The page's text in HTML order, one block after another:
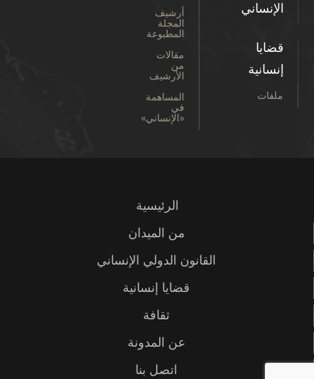
الإنساني
قضايا
إنسانية
ملفات
أرشيف
المجلة
المطبوعة
مقالات
من
الأرشيف
المساهمة
في
«الإنساني»
الرئيسية
من الميدان
القانون الدولي الإنساني
قضايا إنسانية
ثقافة
عن المدونة
اتصل بنا